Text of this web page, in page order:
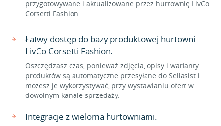
przygotowywane i aktualizowane przez hurtownię LivCo
Corsetti Fashion.
Łatwy dostęp do bazy produktowej hurtowni
LivCo Corsetti Fashion.
Oszczędzasz czas, ponieważ zdjęcia, opisy i warianty
produktów są automatyczne przesyłane do Sellasist i
możesz je wykorzystywać, przy wystawianiu ofert w
dowolnym kanale sprzedaży.
Integracje z wieloma hurtowniami.